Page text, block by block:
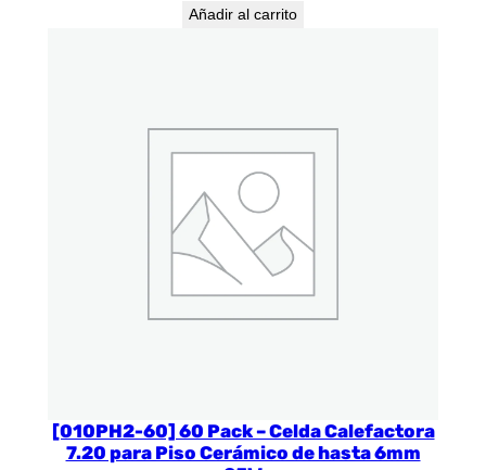
Añadir al carrito
[010PH2-60] 60 Pack – Celda Calefactora
7.20 para Piso Cerámico de hasta 6mm